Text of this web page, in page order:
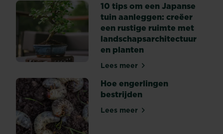
10 tips om een Japanse
tuin aanleggen: creëer
een rustige ruimte met
landschapsarchitectuur
en planten
Lees meer10 tips om een Japanse
Hoe engerlingen
bestrijden
Lees meerHoe engerlingen bestrijden